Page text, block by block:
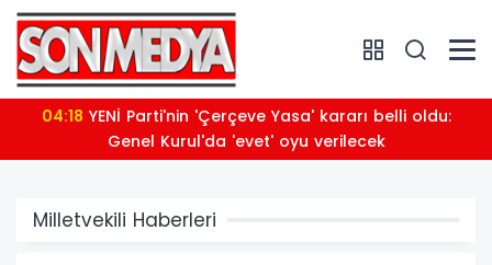
03:56Arabesk müziğin sevilen sesi Cansever hayatını
kaybetti
Milletvekili Haberleri